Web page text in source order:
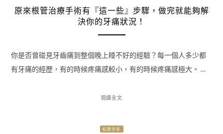
原來根管治療手術有『這一些』步驟，做完就能夠解
決你的牙痛狀況！
你是否曾碰見牙齒痛到整個晚上睡不好的經驗？每一個人多少都
有牙痛的經歷，有的時候疼痛感較小，有的時候疼痛感極大。 …
閱讀全文
紀錄分享